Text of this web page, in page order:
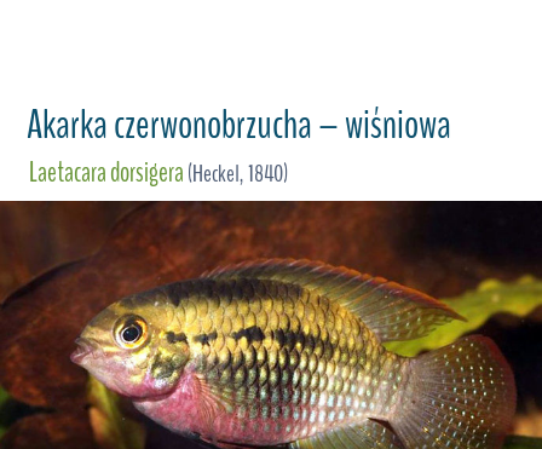
Akarka czerwonobrzucha – wiśniowa
Laetacara dorsigera(Heckel, 1840)